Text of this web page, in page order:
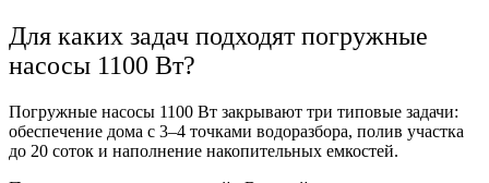
Для каких задач подходят погружные
насосы 1100 Вт?
Погружные насосы 1100 Вт закрывают три типовые задачи:
обеспечение дома с 3–4 точками водоразбора, полив участка
до 20 соток и наполнение накопительных емкостей.